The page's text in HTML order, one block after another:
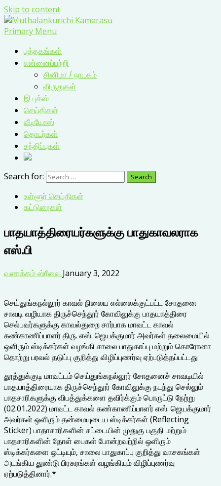
Skip to content
Primary Menu
புத்தகங்கள்
என்னைப்பற்றி
சினிமா / நாடகம்
விருதுகள்
இ புக்ஸ்
செய்திகள்
வீடியோஸ்
தொடர்கள்
சந்திப்புகள்
Search for:
உள்ளூர் செய்திகள்
கட்டுரைகள்
பாதயாத்திரையர்களுக்கு பாதுகாவலராக
எஸ்.பி
வணக்கம் ஸ்ரீவை January 3, 2022
செய்துங்கநல்லூர் காவல் நிலைய எல்லைக்குட்பட்ட சோதனை
சாவடி வழியாக திருச்செந்தூர் கோவிலுக்கு பாதயாத்திரை
செல்பவர்களுக்கு காவல்துறை சார்பாக மாவட்ட காவல்
கண்காணிப்பாளர் திரு. எஸ். ஜெயக்குமார் அவர்கள் தலைமையில்
ஒளிரும் ஸ்டிக்கர்கள் வழங்கி சாலை பாதுகாப்பு மற்றும் கொரோனா
தொற்று பரவல் தடுப்பு குறித்து விழிப்புணர்வு ஏற்படுத்தப்பட்டது
தூத்துக்குடி மாவட்டம் செய்துங்கநல்லூர் சோதனைச் சாவடியில்
பாதயாத்திரையாக திருச்செந்தூர் கோவிலுக்கு நடந்து செல்லும்
பாதசாரிகளுக்கு விபத்துக்களை தவிர்க்கும் பொருட்டு நேற்று
(02.01.2022) மாவட்ட காவல் கண்காணிப்பாளர் எஸ். ஜெயக்குமார்
அவர்கள் ஒளிரும் தன்மையுடைய ஸ்டிக்கர்கள் (Reflecting
Sticker) பாதாசாரிகளின் சட்டையின் முதுகு பகுதி மற்றும்
பாதசாரிகளின் தோள் பைகள் போன்றவற்றில் ஒளிரும்
ஸ்டிக்கர்களை ஒட்டியும், சாலை பாதுகாப்பு குறித்து வாசகங்கள்
அடங்கிய துண்டு பிரசுரங்கள் வழங்கியும் விழிப்புணர்வு
ஏற்படுத்தினார்.*